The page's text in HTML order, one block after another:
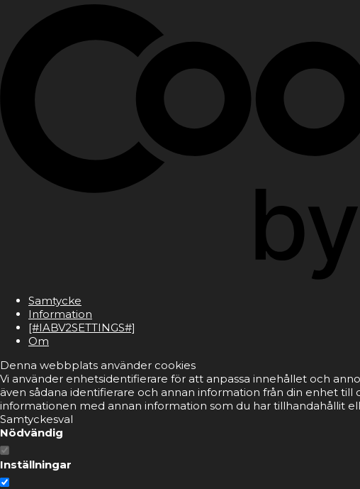
Samtycke
Information
[#IABV2SETTINGS#]
Om
Denna webbplats använder cookies
Vi använder enhetsidentifierare för att anpassa innehållet och
även sådana identifierare och annan information från din enhet
informationen med annan information som du har tillhandahållit
Samtyckesval
Nödvändig
Inställningar